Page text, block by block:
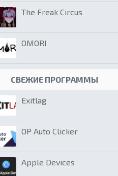
The Freak Circus
OMORI
СВЕЖИЕ ПРОГРАММЫ
Exitlag
OP Auto Clicker
Apple Devices